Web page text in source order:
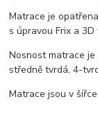
Matrace je
s úpravou Frix a
Nosnost matrace
středně tvrdá, 4-
Matrace jsou v